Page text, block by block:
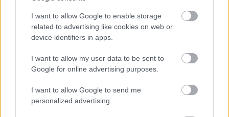
I want to allow Google to enable storage
related to advertising like cookies on web or
device identifiers in apps.
I want to allow my user data to be sent to
Google for online advertising purposes.
I want to allow Google to send me
personalized advertising.
LEGÚJABB POSZTOK: